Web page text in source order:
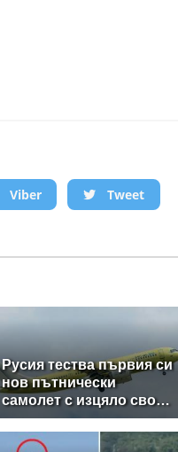
Viber
Tweet
Русия тества първия си
нов пътнически
самолет с изцяло свои
компоненти (видео +
снимки)